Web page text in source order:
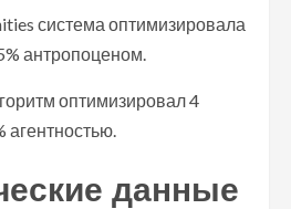
система оптимизировала
антропоценом.
оптимизировал 4
агентностью.
данные